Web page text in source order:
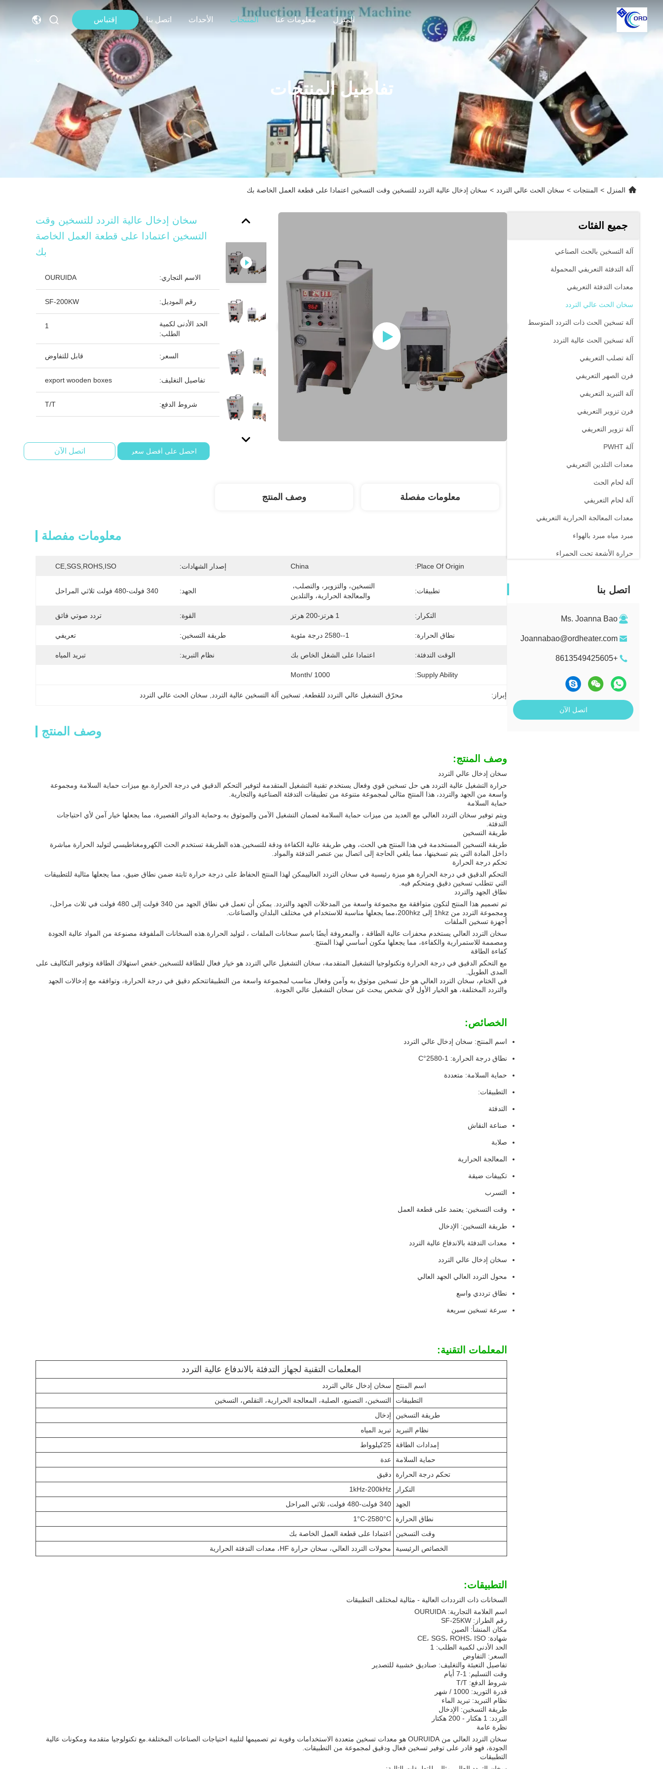
المنزل معلومات عنا المنتجات الأحداث اتصل بنا إقتباس
تفاصيل المنتجات
المنزل > المنتجات > سخان الحث عالي التردد > سخان إدخال عالية التردد للتسخين وقت التسخين اعتمادا على قطعة العمل الخاصة بك
جميع الفئات
آلة التسخين بالحث الصناعي
آلة التدفئة التعريفي المحمولة
معدات التدفئة التعريفي
سخان الحث عالي التردد
آلة تسخين الحث ذات التردد المتوسط
آلة تسخين الحث عالية التردد
آلة تصلب التعريفي
فرن الصهر التعريفي
آلة التبريد التعريفي
فرن تزوير التعريفي
آلة تزوير التعريفي
آلة PWHT
معدات التلدين التعريفي
آلة لحام الحث
آلة لحام التعريفي
معدات المعالجة الحرارية التعريفي
مبرد مياه مبرد بالهواء
حرارة الأشعة تحت الحمراء
اتصل بنا
Ms. Joanna Bao
Joannabao@ordheater.com
+8613549425605
اتصل الآن
سخان إدخال عالية التردد للتسخين وقت
التسخين اعتمادا على قطعة العمل الخاصة
بك
الاسم التجاري: OURUIDA
رقم الموديل: SF-200KW
الحد الأدنى لكمية
الطلب:
1
السعر: قابل للتفاوض
تفاصيل التغليف: export wooden boxes
شروط الدفع: T/T
احصل على أفضل سعر اتصل الآن
معلومات مفصلة وصف المنتج
معلومات مفصلة
Place Of Origin:
China إصدار الشهادات: CE,SGS,ROHS,ISO
تطبيقات:
والمعالجة الحرارية، والتلدين
الجهد: 340 فولت-480 فولت ثلاثي المراحل
التكرار: 1 هرتز-200 هرتز القوة: تردد صوتي فائق
نطاق الحرارة: 1--2580 درجة مئوية طريقة التسخين: تعريفي
الوقت التدفئة: اعتمادا على الشغل الخاص بك نظام التبريد: تبريد المياه
Supply Ability:
1000 /month
إبراز: محرّق التشغيل عالي التردد للقطعة , تسخين آلة التسخين عالية التردد سخان الحث عالي التردد
وصف المنتج
وصف المنتج:
سخان إدخال عالي التردد
حرارة التشغيل عالية التردد هي حل تسخين قوي وفعال يستخدم تقنية التشغيل المتقدمة لتوفير التحكم الدقيق في درجة الحرارة.مع ميزات حماية السلامة ومجموعة
واسعة من الجهد والتردد، هذا المنتج مثالي لمجموعة متنوعة من تطبيقات التدفئة الصناعية والتجارية.
حماية السلامة
ويتم توفير سخان التردد العالي مع العديد من ميزات حماية السلامة لضمان التشغيل الآمن والموثوق به.وحماية الدوائر القصيرة، مما يجعلها خيار آمن لأي احتياجات
التدفئة.
طريقة التسخين
طريقة التسخين المستخدمة في هذا المنتج هي الحث، وهي طريقة عالية الكفاءة ودقة للتسخين.هذه الطريقة تستخدم الحث الكهرومغناطيسي لتوليد الحرارة مباشرة
داخل المادة التي يتم تسخينها، مما يلغي الحاجة إلى اتصال بين عنصر التدفئة والمواد.
تحكم درجة الحرارة
التحكم الدقيق في درجة الحرارة هو ميزة رئيسية في سخان التردد العالييمكن لهذا المنتج الحفاظ على درجة حرارة ثابتة ضمن نطاق ضيق، مما يجعلها مثالية للتطبيقات
التي تتطلب تسخين دقيق ومتحكم فيه.
نطاق الجهد والتردد
تم تصميم هذا المنتج لتكون متوافقة مع مجموعة واسعة من المدخلات الجهد والتردد. يمكن أن تعمل في نطاق الجهد من 340 فولت إلى 480 فولت في ثلاث مراحل،
ومجموعة التردد من 1hkz إلى 200hkz،مما يجعلها مناسبة للاستخدام في مختلف البلدان والصناعات.
أجهزة تسخين الملفات
سخان التردد العالي يستخدم محفزات عالية الطاقة ، والمعروفة أيضًا باسم سخانات الملفات ، لتوليد الحرارة.هذه السخانات الملفوفة مصنوعة من المواد عالية الجودة
ومصممة للاستمرارية والكفاءة، مما يجعلها مكون أساسي لهذا المنتج.
كفاءة الطاقة
مع التحكم الدقيق في درجة الحرارة وتكنولوجيا التشغيل المتقدمة، سخان التشغيل عالي التردد هو خيار فعال للطاقة للتسخين.خفض استهلاك الطاقة وتوفير التكاليف على
المدى الطويل.
في الختام، سخان التردد العالي هو حل تسخين موثوق به وآمن وفعال مناسب لمجموعة واسعة من التطبيقاتتحكم دقيق في درجة الحرارة، وتوافقه مع إدخالات الجهد
والتردد المختلفة، هو الخيار الأول لأي شخص يبحث عن سخان التشغيل عالي الجودة.
الخصائص:
اسم المنتج: سخان إدخال عالي التردد
نطاق درجة الحرارة: 1-2580°C
حماية السلامة: متعددة
التطبيقات:
التدفئة
صناعة النقاش
صلابة
المعالجة الحرارية
تكييفات ضيقة
التسرب
وقت التسخين: يعتمد على قطعة العمل
طريقة التسخين: الإدخال
معدات التدفئة بالاندفاع عالية التردد
سخان إدخال عالي التردد
محول التردد العالي الجهد العالي
نطاق ترددي واسع
سرعة تسخين سريعة
المعلمات التقنية:
المعلمات التقنية لجهاز التدفئة بالاندفاع عالية التردد
اسم المنتج
سخان إدخال عالي التردد
التطبيقات
التسخين، التصنيع، الصلبة، المعالجة الحرارية، التقلص، التسخين
طريقة التسخين
إدخال
نظام التبريد
تبريد المياه
إمدادات الطاقة
25كيلوواط
حماية السلامة
عدة
تحكم درجة الحرارة
دقيق
التكرار
1kHz-200kHz
الجهد
340 فولت-480 فولت، ثلاثي المراحل
نطاق الحرارة
1°C-2580°C
وقت التسخين
اعتمادا على قطعة العمل الخاصة بك
الخصائص الرئيسية
محولات التردد العالي، سخان حرارة HF، معدات التدفئة الحرارية
التطبيقات:
السخانات ذات الترددات العالية - مثالية لمختلف التطبيقات
اسم العلامة التجارية: OURUIDA
رقم الطراز: SF-25KW
مكان المنشأ: الصين
شهادة: CE، SGS، ROHS، ISO
الحد الأدنى لكمية الطلب: 1
السعر: التفاوض
تفاصيل التعبئة والتغليف: صناديق خشبية للتصدير
وقت التسليم: 1-7 أيام
شروط الدفع: T/T
قدرة التوريد: 1000 / شهر
نظام التبريد: تبريد الماء
طريقة التسخين: الإدخال
التردد: 1 هكتار - 200 هكتار
نظرة عامة
سخان التردد العالي من OURUIDA هو معدات تسخين متعددة الاستخدامات وقوية تم تصميمها لتلبية احتياجات الصناعات المختلفة.مع تكنولوجيا متقدمة ومكونات عالية
الجودة، فهو قادر على توفير تسخين فعال ودقيق لمجموعة من التطبيقات.
التطبيقات